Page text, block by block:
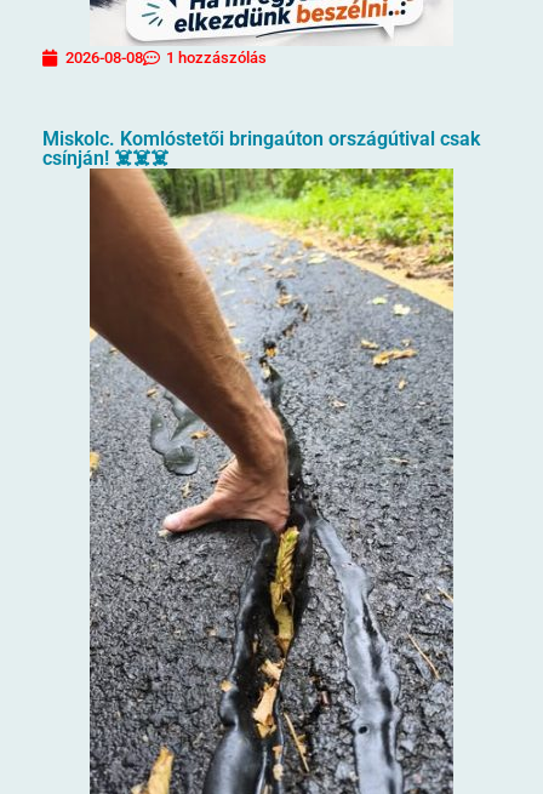
2026-08-08 1 hozzászólás
Miskolc. Komlóstetői bringaúton országútival csak
csínján! ☠️☠️☠️